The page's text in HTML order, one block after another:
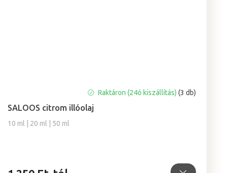
SALOOS citrom illóolaj
10 ml | 20 ml | 50 ml
átlagos
értékelése
Raktáron (24ó kiszállítás) (3 db)